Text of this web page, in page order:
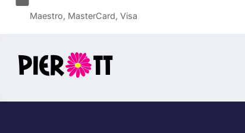
Maestro, MasterCard, Visa